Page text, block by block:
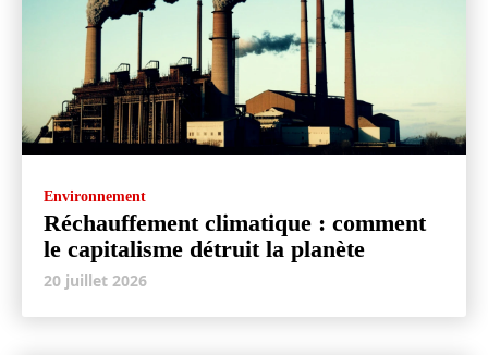
Environnement
Réchauffement climatique : comment
le capitalisme détruit la planète
20 juillet 2026